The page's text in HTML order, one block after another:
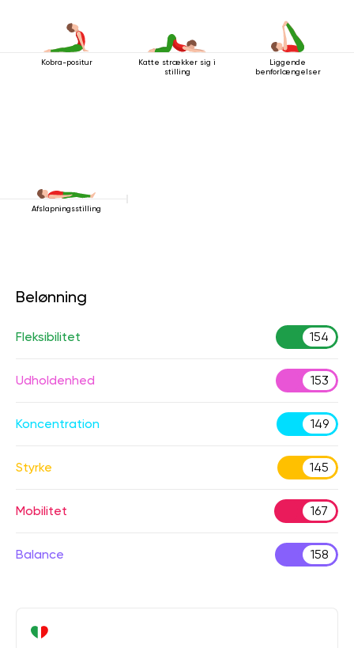
Kobra-positur
Katte strækker sig i
stilling
Liggende
benforlængelser
Afslapningsstilling
Belønning
Fleksibilitet 154
Udholdenhed 153
Koncentration 149
Styrke 145
Mobilitet 167
Balance 158